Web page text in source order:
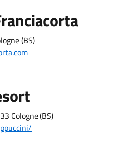
(BS)
Cologne (BS)